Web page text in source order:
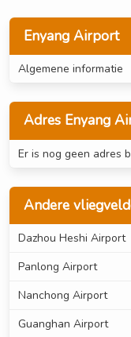
Enyang Airport
Algemene informatie
Adres Enyang
Er is nog geen adres
Andere
Dazhou Heshi Airport
Panlong Airport
Nanchong Airport
Guanghan Airport